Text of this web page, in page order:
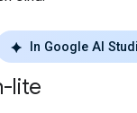
In Google AI
lite